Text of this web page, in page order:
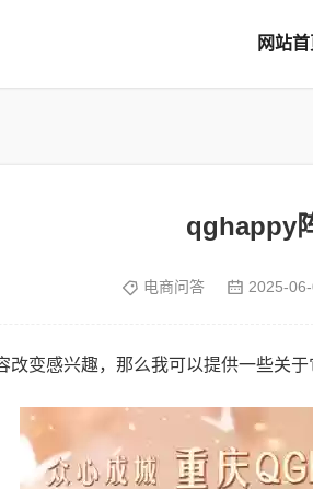
网站首
qghappy
电商问答 2025-
改变感兴趣，那么我可以提供一些关